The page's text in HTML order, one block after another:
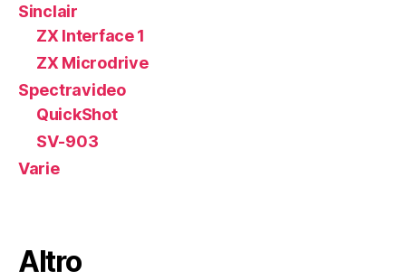
Sinclair
ZX Interface 1
ZX Microdrive
Spectravideo
QuickShot
SV-903
Varie
Altro